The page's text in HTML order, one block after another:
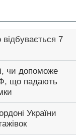
7
чи допоможе
що падають
України